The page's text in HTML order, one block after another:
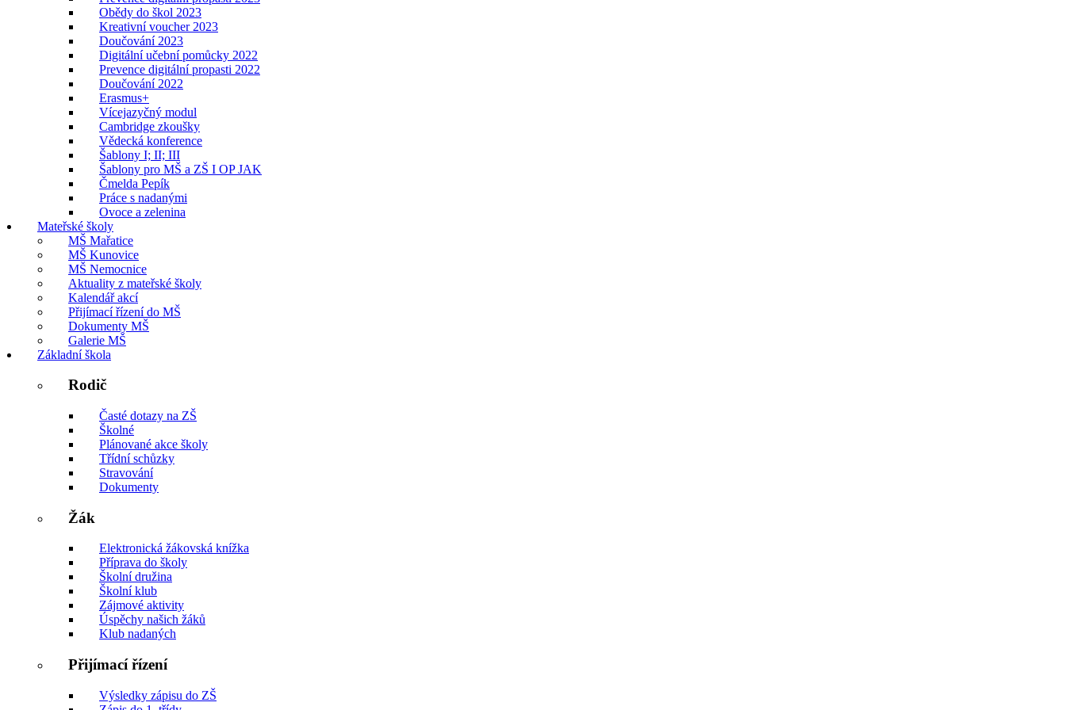
Obědy do škol 2023
Kreativní voucher 2023
Doučování 2023
Digitální učební pomůcky 2022
Prevence digitální propasti 2022
Doučování 2022
Erasmus+
Vícejazyčný modul
Cambridge zkoušky
Vědecká konference
Šablony I; II; III
Šablony pro MŠ a ZŠ I OP JAK
Čmelda Pepík
Práce s nadanými
Ovoce a zelenina
Mateřské školy
MŠ Mařatice
MŠ Kunovice
MŠ Nemocnice
Aktuality z mateřské školy
Kalendář akcí
Přijímací řízení do MŠ
Dokumenty MŠ
Galerie MŠ
Základní škola
Rodič
Časté dotazy na ZŠ
Školné
Plánované akce školy
Třídní schůzky
Stravování
Dokumenty
Žák
Elektronická žákovská knížka
Příprava do školy
Školní družina
Školní klub
Zájmové aktivity
Úspěchy našich žáků
Klub nadaných
Přijímací řízení
Výsledky zápisu do ZŠ